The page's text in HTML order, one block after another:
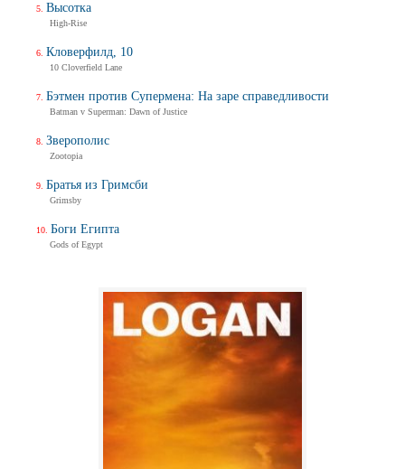
Высотка
High-Rise
Кловерфилд, 10
10 Cloverfield Lane
Бэтмен против Супермена: На заре справедливости
Batman v Superman: Dawn of Justice
Зверополис
Zootopia
Братья из Гримсби
Grimsby
Боги Египта
Gods of Egypt